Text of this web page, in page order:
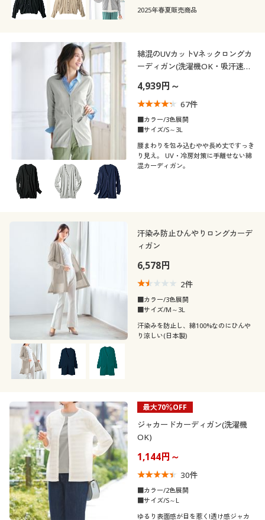
2025年春夏販売商品
綿混のUVカットVネックロングカ
ーディガン(洗濯機OK・吸汗速
4,939円～
67件
■カラー/3色展開
■サイズ/S～3L
腰まわりを包み込むやや長め丈ですっき
り見え。 UV・冷房対策に手離せない綿
混カーディガン。
汗染み防止ひんやりロングカーデ
ィガン
6,578円
2件
■カラー/3色展開
■サイズ/M～3L
汗染みを防止し、綿100%なのにひんや
り涼しい(日本製)
最大70％OFF
ジャカードカーディガン(洗濯機
OK)
1,144円～
30件
■カラー/2色展開
■サイズ/S～L
ゆるり表面感が目を惹く!透け感ジャカ